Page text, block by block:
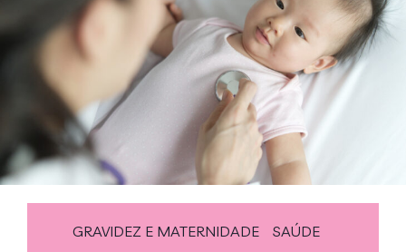
GRAVIDEZ E MATERNIDADE SAÚDE